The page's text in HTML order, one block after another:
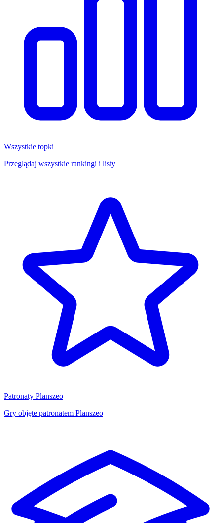
Wszystkie topki
Przeglądaj wszystkie rankingi i listy
Patronaty Planszeo
Gry objęte patronatem Planszeo